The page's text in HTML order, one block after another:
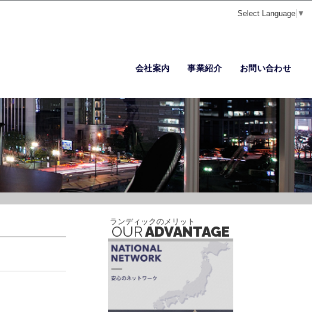
Select Language ▼
お問い合わせ
事業紹介
会社案内
ランディックのメリット
OURADVANTAGE